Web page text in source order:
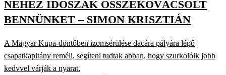
NEHÉZ IDŐSZAK ÖSSZEKOVÁCSOLT
BENNÜNKET – SIMON KRISZTIÁN
A Magyar Kupa-döntőben izomsérülése dacára pályára lépő
csapatkapitány reméli, segíteni tudtak abban, hogy szurkolóik jobb
kedvvel várják a nyarat.